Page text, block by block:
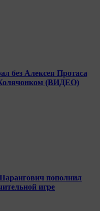
без Алексея Протаса
(ВИДЕО)
пополнил
игре